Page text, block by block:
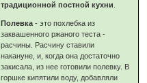
традиционной постной кухни
Полевка- это похлебка из
заквашенного ржаного теста -
расчины. Расчину ставили
накануне, и, когда она достаточно
закисала, из нее готовили полевку. В
горшке кипятили воду, добавляли